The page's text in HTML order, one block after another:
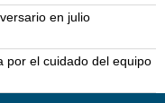
en julio
por el cuidado del equipo